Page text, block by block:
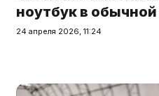
ноутбук в
24 апреля 2026, 11:24